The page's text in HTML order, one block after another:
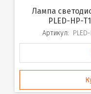
Лампа светодиодная высокой мощности
PLED-HP-
Артикул: